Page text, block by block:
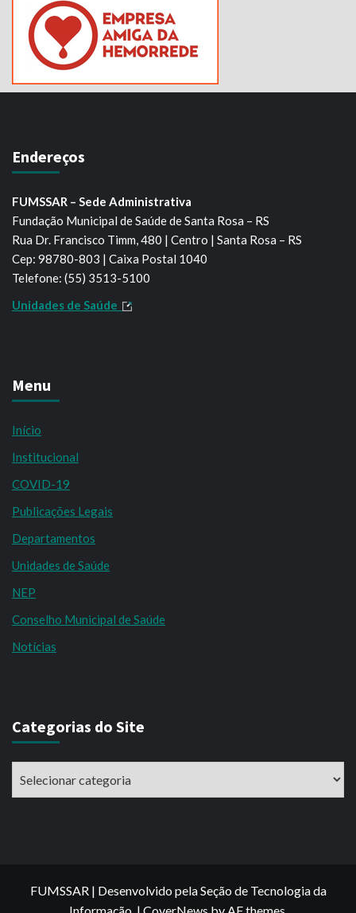
Endereços
FUMSSAR – Sede Administrativa
Fundação Municipal de Saúde de Santa Rosa – RS
Rua Dr. Francisco Timm, 480 | Centro | Santa Rosa – RS
Cep: 98780-803 | Caixa Postal 1040
Telefone: (55) 3513-5100
Unidades de Saúde
Menu
Início
Institucional
COVID-19
Publicações Legais
Departamentos
Unidades de Saúde
NEP
Conselho Municipal de Saúde
Notícias
Categorias do Site
FUMSSAR | Desenvolvido pela Seção de Tecnologia da